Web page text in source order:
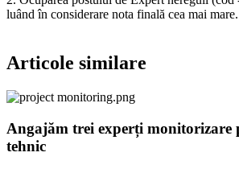
luând în considerare nota finală cea mai mare.
Articole similare
Angajăm trei experți monitorizare
tehnic